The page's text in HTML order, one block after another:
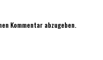
Kommentar abzugeben.